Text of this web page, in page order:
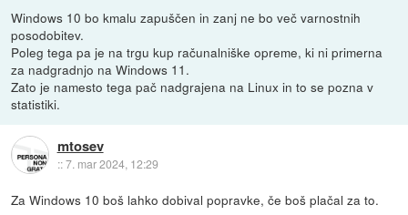
Windows 10 bo kmalu zapuščen in zanj ne bo več varnostnih
posodobitev.
Poleg tega pa je na trgu kup računalniške opreme, ki ni primerna
za nadgradnjo na Windows 11.
Zato je namesto tega pač nadgrajena na Linux in to se pozna v
statistiki.
mtosev
::7. mar 2024, 12:29
Za Windows 10 boš lahko dobival popravke, če boš plačal za to.